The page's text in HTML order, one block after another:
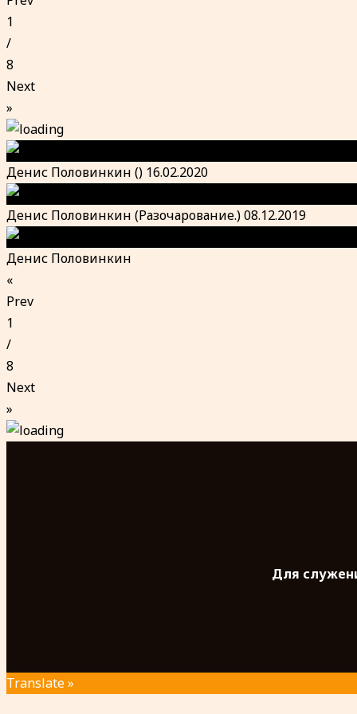
1
/
8
Next
»
Денис Половинкин () 16.02.2020
Денис Половинкин (Разочарование.) 08.12.2019
Денис Половинкин
«
Prev
1
/
8
Next
»
Для
Translate »